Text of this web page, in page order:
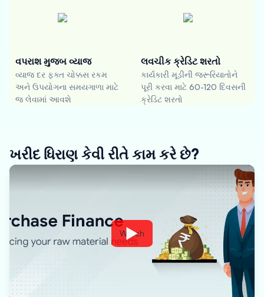
વપરાશ મુજબ વ્યાજ
વ્યાજ દર ફક્ત ચોક્કસ રકમ
અને ઉપયોગના સમયગાળા માટે
જ લેવામાં આવશે
લવચીક ક્રેડિટ શરતો
કાર્યકારી મૂડીની જરૂરિયાતોને
પૂરી કરવા માટે 60-120 દિવસની
ક્રેડિટ શરતો
ખરીદ ધિરાણ કેવી રીતે કામ કરે છે?
Watch